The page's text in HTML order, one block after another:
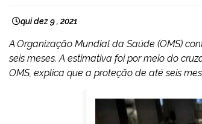
qui dez 9 , 2021
A Organização Mundial da Saúde (OMS)
seis meses. A estimativa foi por meio do
OMS, explica que a proteção de até seis